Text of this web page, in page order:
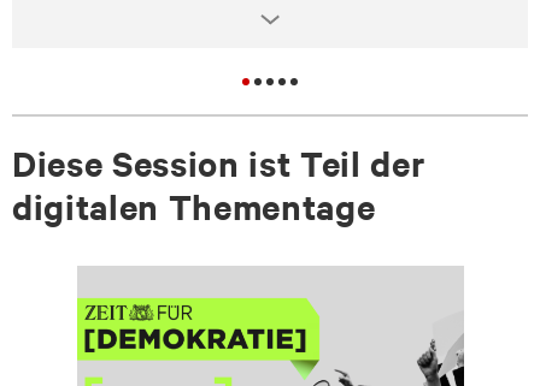
Diese Session ist Teil der
digitalen Thementage